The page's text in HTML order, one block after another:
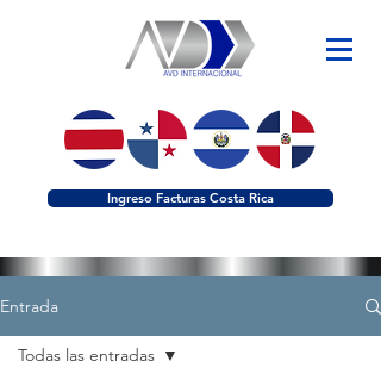
Ingreso Facturas Costa Rica
Entrada
Todas las entradas